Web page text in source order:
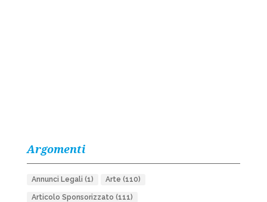
Argomenti
Annunci Legali (1) Arte (110)
Articolo Sponsorizzato (111)